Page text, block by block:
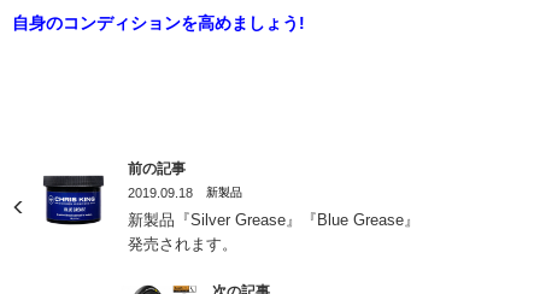
自身のコンディションを高めましょう!
前の記事
2019.09.18 新製品
新製品『Silver Grease』『Blue Grease』
発売されます。